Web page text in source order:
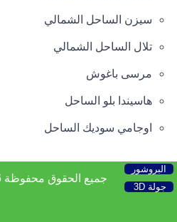
سيزن الساحل الشمالي
تلال الساحل الشمالي
مرسى باغوش
هاسيندا بلو الساحل
اوجامي سوديك الساحل
جميع الحقوق محفوظة 2026
البروشور
جولة 3D